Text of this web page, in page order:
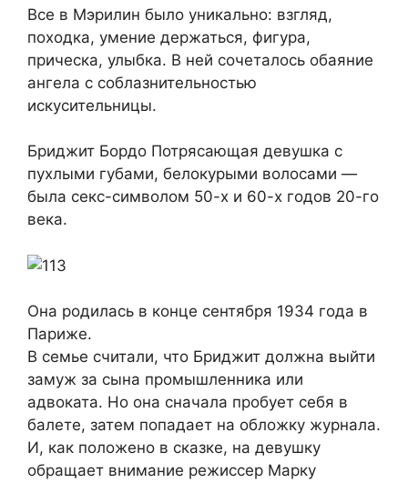
Все в Мэрилин было уникально: взгляд,
походка, умение держаться, фигура,
прическа, улыбка. В ней сочеталось обаяние
ангела с соблазнительностью
искусительницы.
Бриджит Бордо Потрясающая девушка с
пухлыми губами, белокурыми волосами —
была секс-символом 50-х и 60-х годов 20-го
века.
Она родилась в конце сентября 1934 года в
Париже.
В семье считали, что Бриджит должна выйти
замуж за сына промышленника или
адвоката. Но она сначала пробует себя в
балете, затем попадает на обложку журнала.
И, как положено в сказке, на девушку
обращает внимание режиссер Марку